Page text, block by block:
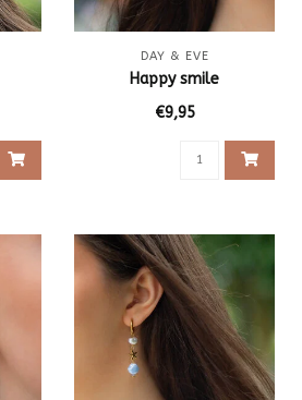
DAY & EVE
Happy smile
€9,95